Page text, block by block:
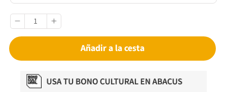
Añadir a la cesta